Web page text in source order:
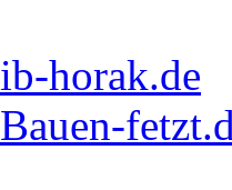
ib-horak.de
Bauen-